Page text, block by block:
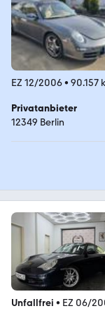
EZ 12/2006• 90.157
Privatanbieter
12349 Berlin
Unfallfrei • EZ 06/